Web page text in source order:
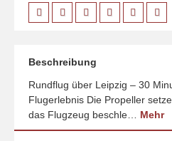
Beschreibung
Rundflug über Leipzig – 30
Flugerlebnis Die Propeller
das Flugzeug beschle… Mehr